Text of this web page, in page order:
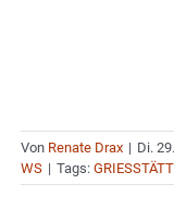
Von Renate Drax | Di.
WS | Tags: GRIESSTÄTT